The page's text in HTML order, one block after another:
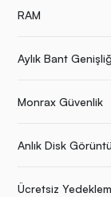
RAM
Aylık Bant
Monrax Güvenlik
Anlık Disk
Ücretsiz